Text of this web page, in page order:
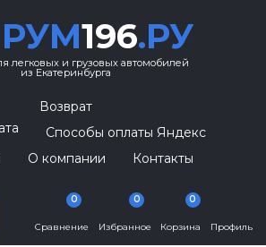
РУМ196.РУ
легковых и грузовых автомобилей
из Екатеринбурга
Возврат
Способы оплаты Яндекс
О компании Контакты
Сравнение
0
Избранное
0
Корзина
0
Профиль